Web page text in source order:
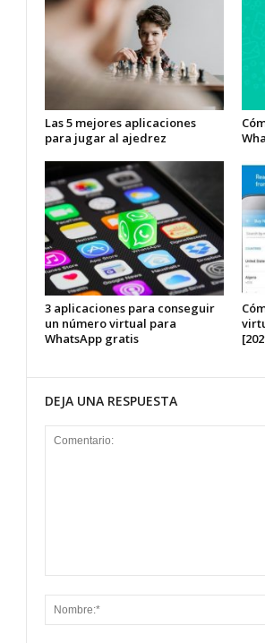
Las 5 mejores aplicaciones
para jugar al ajedrez
3 aplicaciones para conseguir
un número virtual para
WhatsApp gratis
DEJA UNA RESPUESTA